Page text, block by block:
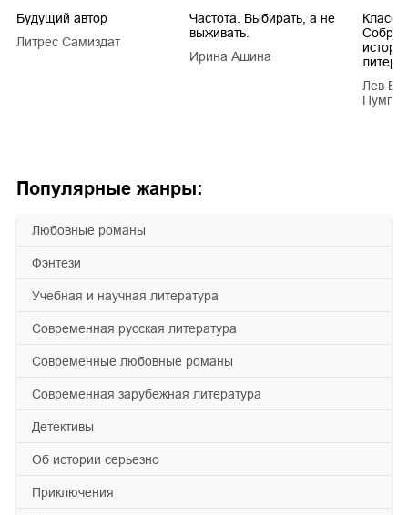
Популярные жанры:
любовные романы
фэнтези
учебная и научная литература
современная русская литература
современные любовные романы
современная зарубежная литература
детективы
об истории серьезно
приключения
Будущий автор
Литрес Самиздат
Частота. Выбирать, а не
выживать.
Ирина Ашина
Лев